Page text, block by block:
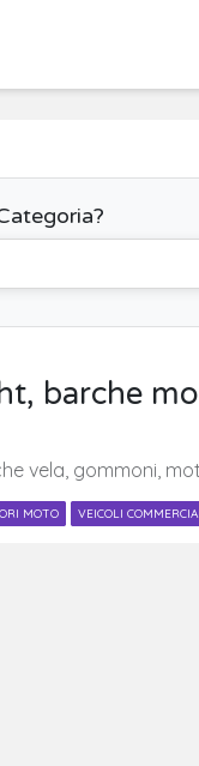
barche
vela, gommoni,
MOTO VEICOLI